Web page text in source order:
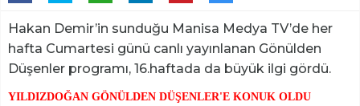
Hakan Demir’in sunduğu Manisa Medya TV’de her
hafta Cumartesi günü canlı yayınlanan Gönülden
Düşenler programı, 16.haftada da büyük ilgi gördü.
YILDIZDOĞAN GÖNÜLDEN DÜŞENLER'E KONUK OLDU